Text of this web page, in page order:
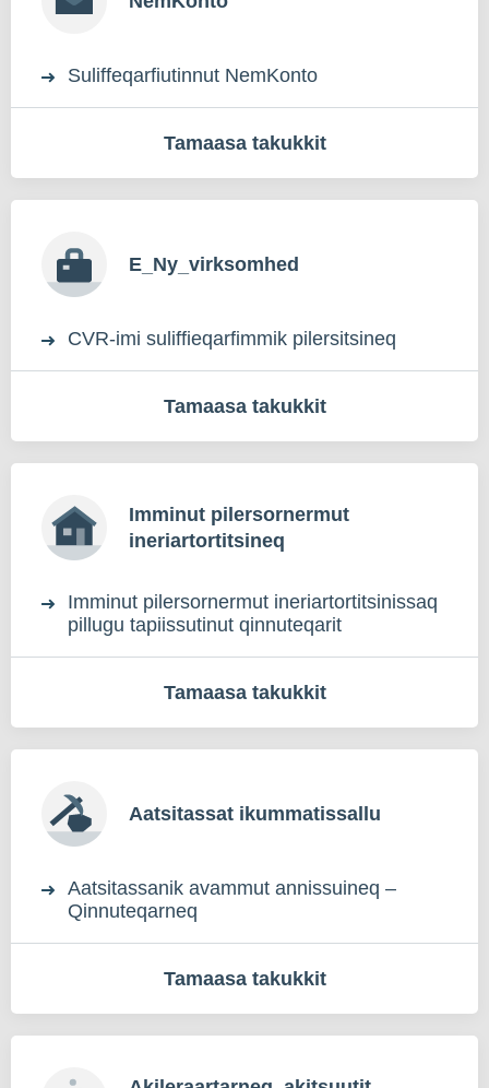
Suliffeqarfiutinnut NemKonto
Tamaasa takukkit
E_Ny_virksomhed
CVR-imi suliffieqarfimmik pilersitsineq
Tamaasa takukkit
Imminut pilersornermut
ineriartortitsineq
Imminut pilersornermut ineriartortitsinissaq
pillugu tapiissutinut qinnuteqarit
Tamaasa takukkit
Aatsitassat ikummatissallu
Aatsitassanik avammut annissuineq –
Qinnuteqarneq
Tamaasa takukkit